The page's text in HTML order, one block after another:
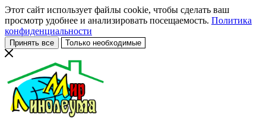
Этот сайт использует файлы cookie, чтобы сделать ваш
просмотр удобнее и анализировать посещаемость. Политика
конфиденциальности
Принять все Только необходимые